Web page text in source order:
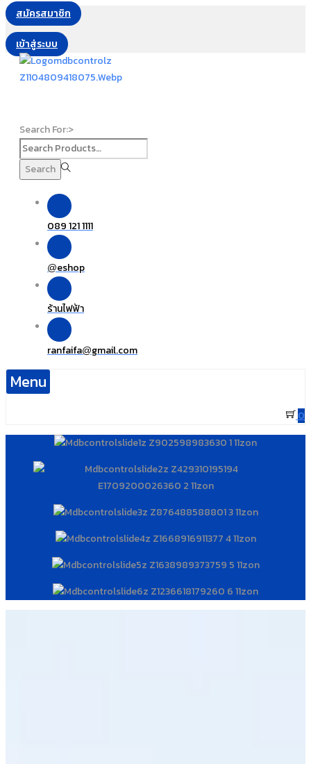
สมัครสมาชิก
เข้าสู่ระบบ
Search For:>
Search
089 121 1111
@eshop
ร้านไฟฟ้า
ranfaifa@gmail.com
Menu
0